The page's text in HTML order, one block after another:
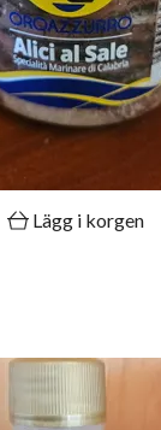
Lägg i korgen